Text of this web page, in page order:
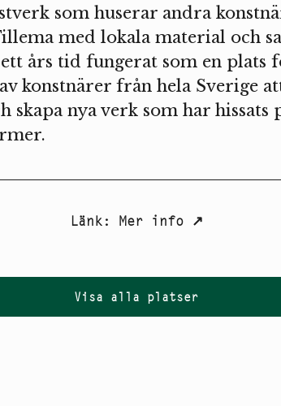
som huserar andra
med lokala material och
års tid fungerat som en plats
konstnärer från hela Sverige
nya verk som har hissats
Länk: Mer info↗
Visa alla platser